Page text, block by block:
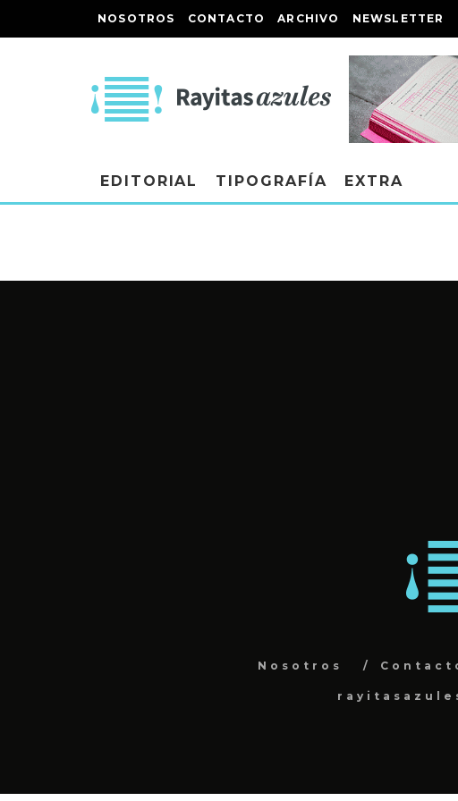
NOSOTROS CONTACTO ARCHIVO NEWSLETTER
EDITORIAL TIPOGRAFÍA EXTRA
Nosotros